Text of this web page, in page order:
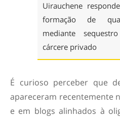
Uirauchene
formação de
mediante
cárcere privado
É curioso perceber que
apareceram recentemente
e em blogs alinhados à